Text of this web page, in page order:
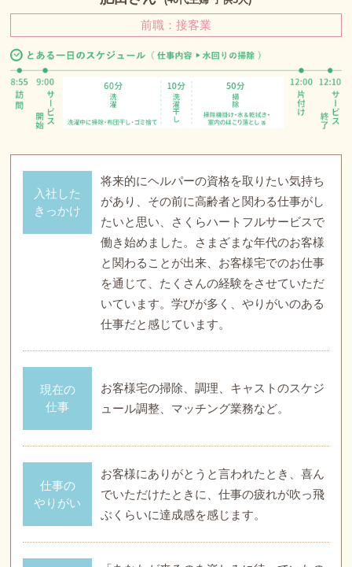
前職：接客業
入社した
きっかけ
将来的にヘルパーの資格を取りたい気持ち
があり、その前に高齢者と関わる仕事がし
たいと思い、さくらハートフルサービスで
働き始めました。さまざまな年代のお客様
と関わることが出来、お客様宅でのお仕事
を通じて、たくさんの経験をさせていただ
いています。学びが多く、やりがいのある
仕事だと感じています。
現在の
仕事
お客様宅の掃除、調理、キャストのスケジ
ュール調整、マッチング業務など。
仕事の
やりがい
お客様にありがとうと言われたとき、喜ん
でいただけたときに、仕事の疲れが吹っ飛
ぶくらいに達成感を感じます。